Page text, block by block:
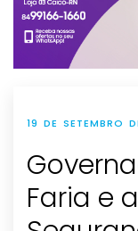
19 DE SETEMBRO
Faria e